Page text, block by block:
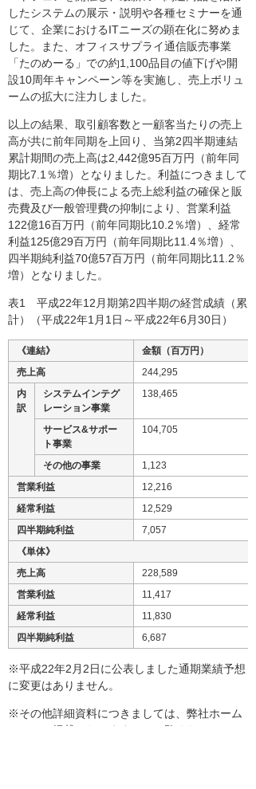
したシステムの展示・説明や各種セミナーを通
じて、企業におけるITニーズの顕在化に努めま
した。また、オフィスサプライ通信販売事業
「たのめーる」での約1,100品目の値下げや開
設10周年キャンペーン等を実施し、売上ボリュ
ームの拡大に注力しました。
以上の結果、取引顧客数と一顧客当たりの売上
高が共に前年同期を上回り、当第2四半期連結
累計期間の売上高は2,442億95百万円（前年同
期比7.1％増）となりました。利益につきまして
は、売上高の伸長による売上総利益の確保と販
売費及び一般管理費の抑制により、営業利益
122億16百万円（前年同期比10.2％増）、経常
利益125億29百万円（前年同期比11.4％増）、
四半期純利益70億57百万円（前年同期比11.2％
増）となりました。
表1 平成22年12月期第2四半期の経営成績（累
計）（平成22年1月1日～平成22年6月30日）
《連結》
金額（百万円）
売上高
244,295
内
訳
システムインテグ
レーション事業
138,465
サービス&サポー
ト事業
104,705
その他の事業
1,123
営業利益
12,216
経常利益
12,529
四半期純利益
7,057
《単体》
売上高
228,589
営業利益
11,417
経常利益
11,830
四半期純利益
6,687
※平成22年2月2日に公表しました通期業績予想
に変更はありません。
※その他詳細資料につきましては、弊社ホーム
ページに掲載いたしますのでご覧ください。